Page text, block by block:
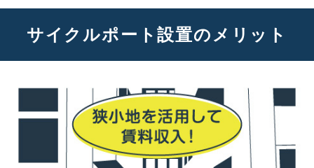
サイクルポート設置のメリット